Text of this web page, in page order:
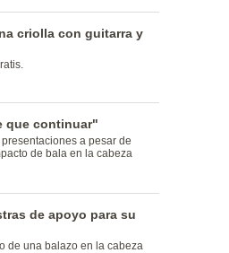
criolla con guitarra y
que continuar"
a pesar de
de bala en la cabeza
de apoyo para su
de una balazo en la cabeza